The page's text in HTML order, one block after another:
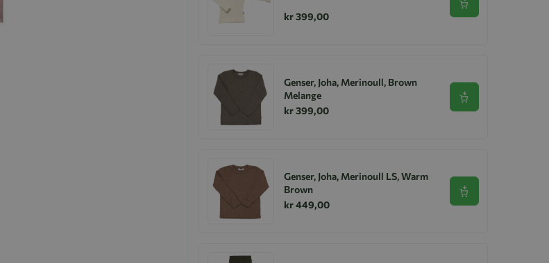
kr 399,00
Se produkt
Genser, Joha, Merinoull, Brown
Melange
kr 399,00
Se produkt
Genser, Joha, Merinoull LS, Warm
Brown
kr 449,00
Se produkt